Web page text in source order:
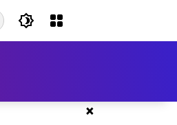
×